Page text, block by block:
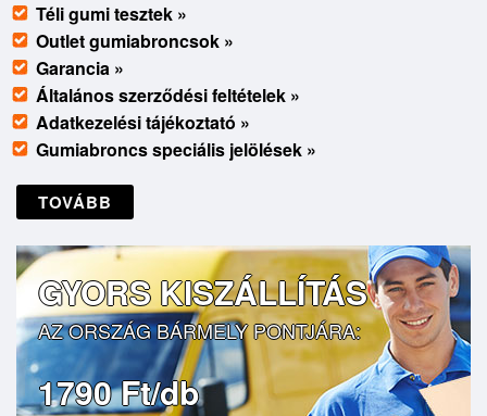
Téli gumi tesztek »
Outlet gumiabroncsok »
Garancia »
Általános szerződési feltételek »
Adatkezelési tájékoztató »
Gumiabroncs speciális jelölések »
TOVÁBB
GYORS KISZÁLLÍTÁS
AZ ORSZÁG BÁRMELY PONTJÁRA:
1790 Ft/db